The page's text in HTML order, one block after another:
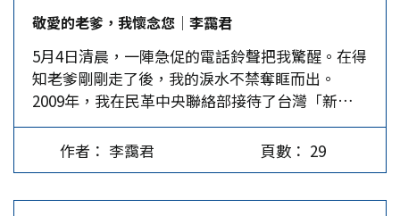
2012年3月，許老爹召集十多個統派政團，其中包
括兩岸和平發展論壇、勞動黨、中國統一聯盟、夏
潮聯合會等，共同組成「促進和平統一政治團體聯
合會議」，各個團體負責人定期出席許老爹召開的
會議。2012-2016期間不斷發布宣言、聲明，呼籲
馬英九當局為所當為、堅守「兩岸同屬一中」。該
會議也呼籲「兩岸聯手保衞釣魚台」，並參與「人
人保釣大遊行」。 2014年9月下旬，許老爹率「台
肉相殘，讓中華民族的文化傳承有如失根的浮萍，
暗夜蒙塵！ 有幸追隨許老爹工作與奉獻，是許多
人難得的生命際遇。他的人格風範體現在以下幾方
面：堅持原則、寬容大度，認真負責、義無反顧！
許多人都藉具體的事例闡明了他的溫和闓切、待人
以誠、慈心善念，讓人如沐春風。我想從另一角度
彰顯他的堅持原則，不屈不撓，有為有守，拒絕冬
烘。 1998年我在擔任新黨全委會召集人時，面對
敬愛的老爹，我懷念您│李靄君
5月4日清晨，一陣急促的電話鈴聲把我驚醒。在得
知老爹剛剛走了後，我的淚水不禁奪眶而出。
2009年，我在民革中央聯絡部接待了台灣「新同盟
會」參訪團。許歷農團長紅光滿面，步伐堅定，眼
中充滿了自信與慈愛。他倒背如流地說，大陸有近
1000萬平方公里的錦繡山河，有5000年悠久的歷
作者： 李靄君 頁數： 29